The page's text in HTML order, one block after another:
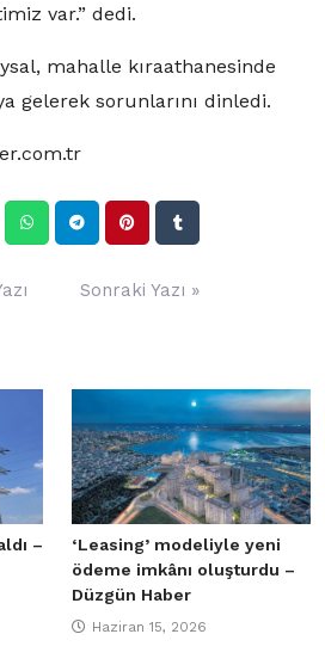
var.” dedi.
mahalle kıraathanesinde
gelerek sorunlarını dinledi.
Sonraki Yazı »
–
‘Leasing’ modeliyle yeni
ödeme imkânı oluşturdu –
Düzgün Haber
Haziran 15, 2026